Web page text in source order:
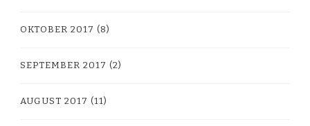
OKTOBER 2017 (8)
SEPTEMBER 2017 (2)
AUGUST 2017 (11)